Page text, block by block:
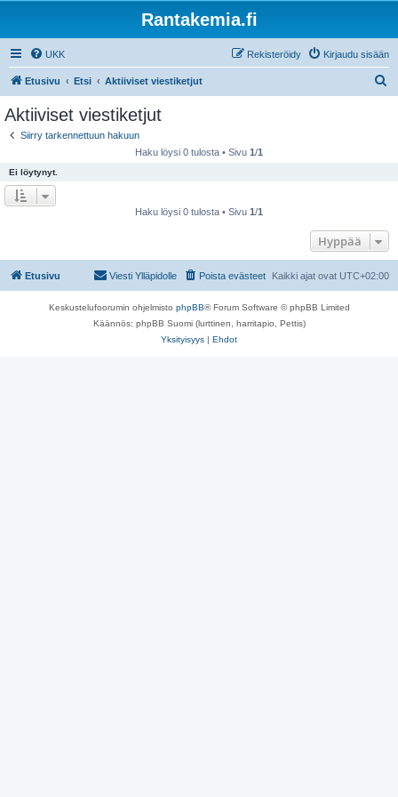
Rantakemia.fi
UKK Kirjaudu sisään
Rekisteröidy
Etusivu Etsi Aktiiviset viestiketjut
Aktiiviset viestiketjut
Siirry tarkennettuun hakuun
Haku löysi 0 tulosta • Sivu 1/1
Ei löytynyt.
Haku löysi 0 tulosta • Sivu 1/1
Hyppää
Etusivu Kaikki ajat ovat UTC+02:00
Poista evästeet
Viesti Ylläpidolle
Keskustelufoorumin ohjelmisto phpBB® Forum Software © phpBB Limited
Käännös: phpBB Suomi (lurttinen, harritapio, Pettis)
Yksityisyys | Ehdot